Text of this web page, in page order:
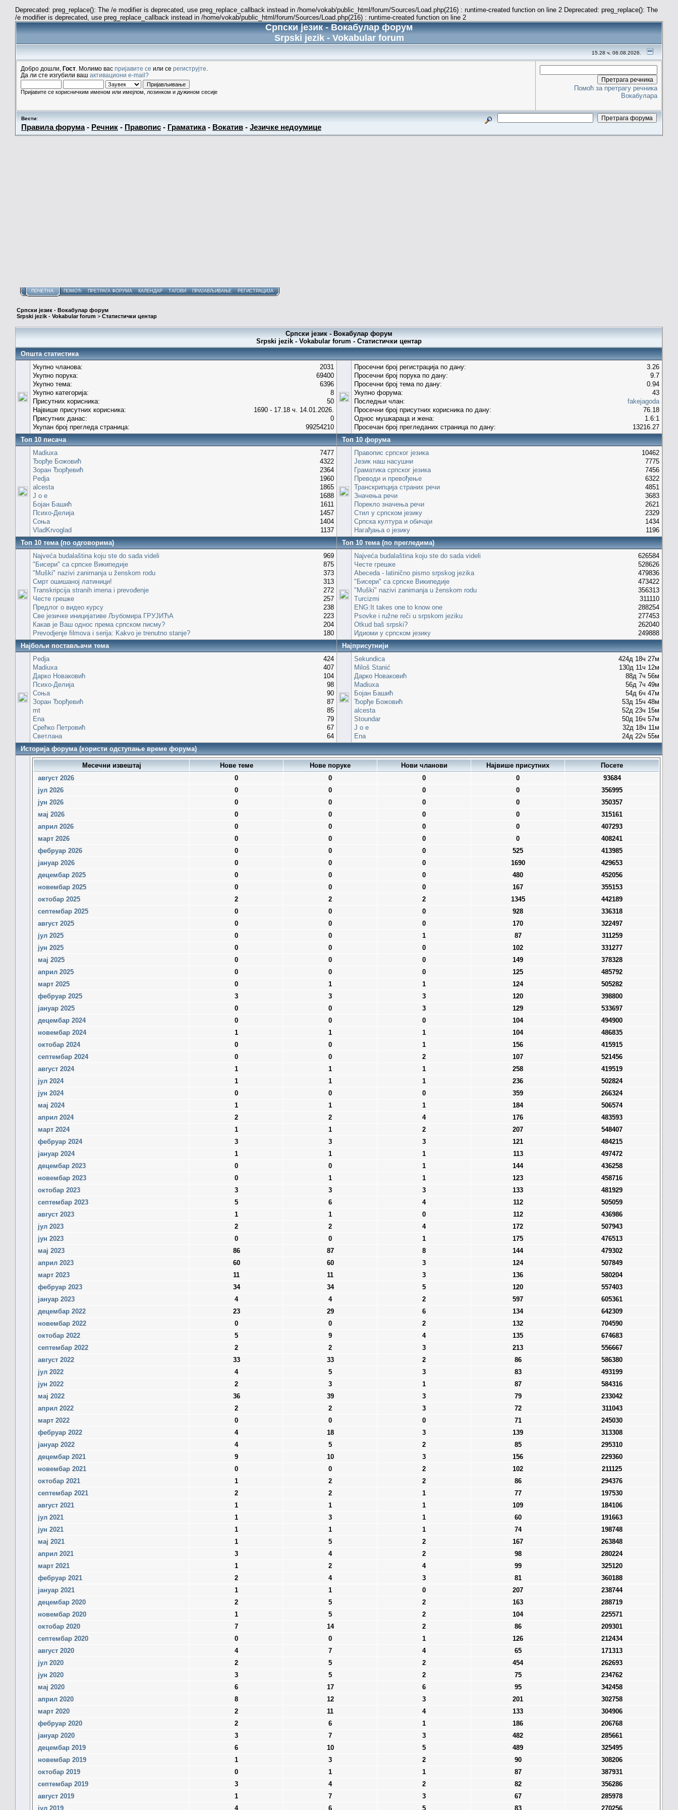
Deprecated: preg_replace(): The /e modifier is deprecated, use preg_replace_callback instead in /home/vokab/public_html/forum/Sources/Load.php(216) : runtime-created function on line 2 Deprecated: preg_replace(): The
/e modifier is deprecated, use preg_replace_callback instead in /home/vokab/public_html/forum/Sources/Load.php(216) : runtime-created function on line 2
Српски језик - Вокабулар форум
Srpski jezik - Vokabular forum
15.28 ч. 06.08.2026.
Добро дошли, Гост . Молимо вас пријавите се или се региструјте
Да ли сте изгубили ваш активациони e-mail?
Пријавите се корисничким именом или имејлом, лозинком и дужином сесије
Помоћ за претрагу речника
Вокабулара
Вести:
Правила форума- Речник - Правопис - Граматика- Вокатив - Језичке недоумице
ПОЧЕТНА ПОМОЋ ПРЕТРАГА ФОРУМА КАЛЕНДАР ТАГОВИ ПРИЈАВЉИВАЊЕ РЕГИСТРАЦИЈА
Српски језик - Вокабулар форум
Srpski jezik - Vokabular forum > Статистички центар
Српски језик - Вокабулар форум
Srpski jezik - Vokabular forum - Статистички центар
Општа статистика
Укупно чланова:
2031
Укупно порука:
69400
Укупно тема:
6396
Укупно категорија:
8
Присутних корисника:
50
Највише присутних корисника:
1690 - 17.18 ч. 14.01.2026.
Присутних данас:
0
Укупан број прегледа страница:
99254210
Просечни број регистрација по дану:
3.26
Просечни број порука по дану:
9.7
Просечни број тема по дану:
0.94
Укупно форума:
43
Последњи члан:
fakejagoda
Просечни број присутних корисника по дану:
76.18
Однос мушкараца и жена:
1.6:1
Просечан број прегледаних страница по дану:
13216.27
Топ 10 писача
Топ 10 форума
Madiuxa
7477
Ђорђе Божовић
4322
Зоран Ђорђевић
2364
Pedja
1960
alcesta
1865
J o e
1688
Бојан Башић
1611
Психо-Делија
1457
Соња
1404
VladKrvoglad
1137
Правопис српског језика
10462
Језик наш насушни
7775
Граматика српског језика
7456
Преводи и превођење
6322
Транскрипција страних речи
4851
Значења речи
3683
Порекло значења речи
2621
Стил у српском језику
2329
Српска култура и обичаји
1434
Нагађања о језику
1196
Топ 10 тема (по одговорима)
Топ 10 тема (по прегледима)
Najveća budalaština koju ste do sada videli
969
"Бисери" са српске Википедије
875
"Muški" nazivi zanimanja u ženskom rodu
373
Смрт ошишаној латиници!
313
Transkripcija stranih imena i prevođenje
272
Честе грешке
257
Предлог о видео курсу
238
Све језичке иницијативе Љубомира ГРУЈИЋА
223
Какав је Ваш однос према српском писму?
204
Prevodjenje filmova i serija: Kakvo je trenutno stanje?
180
Najveća budalaština koju ste do sada videli
626584
Честе грешке
528626
Abeceda - latinično pismo srpskog jezika
479836
"Бисери" са српске Википедије
473422
"Muški" nazivi zanimanja u ženskom rodu
356313
Turcizmi
311110
ENG:It takes one to know one
288254
Psovke i ružne reči u srpskom jeziku
277453
Otkud baš srpski?
262040
Идиоми у српском језику
249888
Најбољи постављачи тема
Најприсутнији
Pedja
424
Madiuxa
407
Дарко Новаковић
104
Психо-Делија
98
Соња
90
Зоран Ђорђевић
87
mt
85
Ena
79
Срећко Петровић
67
Светлана
64
Sekundica
424д 18ч 27м
Miloš Stanić
130д 11ч 12м
Дарко Новаковић
88д 7ч 56м
Madiuxa
56д 7ч 49м
Бојан Башић
54д 6ч 47м
Ђорђе Божовић
53д 15ч 48м
alcesta
52д 23ч 15м
Stoundar
50д 16ч 57м
J o e
32д 18ч 11м
Ena
24д 22ч 55м
Историја форума (користи одступање време форума)
Месечни извештај Нове теме Нове поруке Нови чланови Највише присутних
Посете
август 2026
0 0 0 0
93684
јул 2026
0 0 0 0
356995
јун 2026
0 0 0 0
350357
мај 2026
0 0 0 0
315161
април 2026
0 0 0 0
407293
март 2026
0 0 0 0
408241
фебруар 2026
0 0 0 525
413985
јануар 2026
0 0 0 1690
429653
децембар 2025
0 0 0 480
452056
новембар 2025
0 0 0 167
355153
октобар 2025
2 2 2 1345
442189
септембар 2025
0 0 0 928
336318
август 2025
0 0 0 170
322497
јул 2025
0 0 1 87
311259
јун 2025
0 0 0 102
331277
мај 2025
0 0 0 149
378328
април 2025
0 0 0 125
485792
март 2025
0 1 1 124
505282
фебруар 2025
3 3 3 120
398800
јануар 2025
0 0 3 129
533697
децембар 2024
0 0 0 104
494900
новембар 2024
1 1 1 104
486835
октобар 2024
0 0 1 156
415915
септембар 2024
0 0 2 107
521456
август 2024
1 1 1 258
419519
јул 2024
1 1 1 236
502824
јун 2024
0 0 0 359
266324
мај 2024
1 1 1 184
506574
април 2024
2 2 4 176
483593
март 2024
1 1 2 207
548407
фебруар 2024
3 3 3 121
484215
јануар 2024
1 1 1 113
497472
децембар 2023
0 0 1 144
436258
новембар 2023
0 1 1 123
458716
октобар 2023
3 3 3 133
481929
септембар 2023
5 6 4 112
505059
август 2023
1 1 0 112
436986
јул 2023
2 2 4 172
507943
јун 2023
0 0 1 175
476513
мај 2023
86 87 8 144
479302
април 2023
60 60 3 124
507849
март 2023
11 11 3 136
580204
фебруар 2023
34 34 5 120
557403
јануар 2023
4 4 2 597
605361
децембар 2022
23 29 6 134
642309
новембар 2022
0 0 2 132
704590
октобар 2022
5 9 4 135
674683
септембар 2022
2 2 3 213
556667
август 2022
33 33 2 86
586380
јул 2022
4 5 3 83
493199
јун 2022
2 3 1 87
584316
мај 2022
36 39 3 79
233042
април 2022
2 2 3 72
311043
март 2022
0 0 0 71
245030
фебруар 2022
4 18 3 139
313308
јануар 2022
4 5 2 85
295310
децембар 2021
9 10 3 156
229360
новембар 2021
0 0 2 102
211125
октобар 2021
1 2 2 86
294376
септембар 2021
2 2 1 77
197530
август 2021
1 1 1 109
184106
јул 2021
1 3 1 60
191663
јун 2021
1 1 1 74
198748
мај 2021
1 5 2 167
263848
април 2021
3 4 2 98
280224
март 2021
1 2 4 99
325120
фебруар 2021
2 4 3 81
360188
јануар 2021
1 1 0 207
238744
децембар 2020
2 5 2 163
288719
новембар 2020
1 5 2 104
225571
октобар 2020
7 14 2 86
209301
септембар 2020
0 0 1 126
212434
август 2020
4 7 4 65
171313
јул 2020
2 5 2 454
262693
јун 2020
3 5 2 75
234762
мај 2020
6 17 6 95
342458
април 2020
8 12 3 201
302758
март 2020
2 11 4 133
304906
фебруар 2020
2 6 1 186
206768
јануар 2020
3 7 3 482
285661
децембар 2019
6 10 5 489
325495
новембар 2019
1 3 2 90
308206
октобар 2019
0 1 1 87
387931
септембар 2019
3 4 2 82
356286
август 2019
1 7 3 67
285978
јул 2019
4 6 5 83 270256